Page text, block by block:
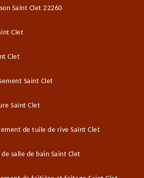
Saint Clet 22260
Clet
Clet
Saint Clet
Saint Clet
de tuile de rive Saint Clet
salle de bain Saint Clet